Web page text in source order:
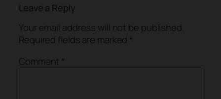
Leave a Reply
Your email address will not be published.
Required fields are marked *
Comment *